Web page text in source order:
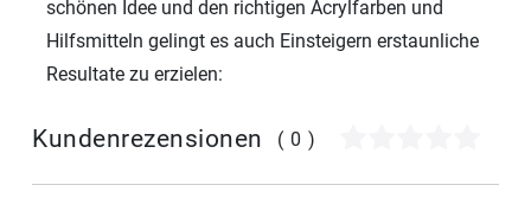
schönen Idee und den richtigen Acrylfarben und
Hilfsmitteln gelingt es auch Einsteigern erstaunliche
Resultate zu erzielen:
Kundenrezensionen (0)